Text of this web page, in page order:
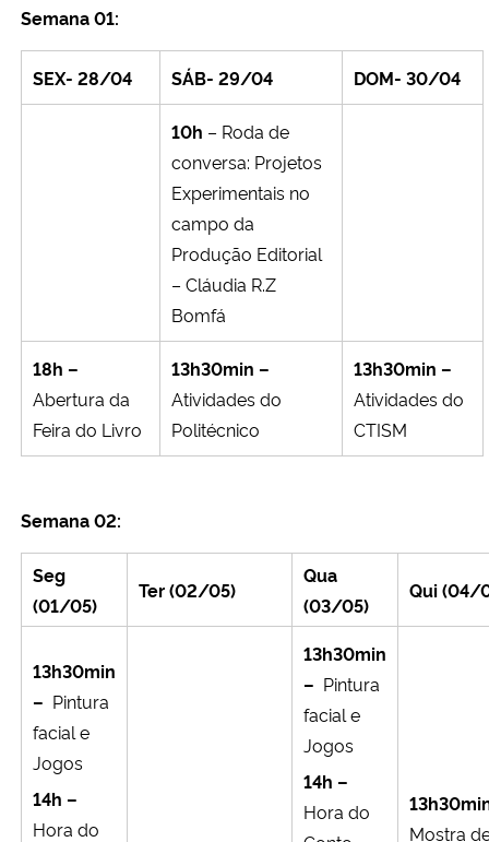
Semana 01:
SEX- 28/04 SÁB- 29/04 DOM- 30/04
10h – Roda de
conversa: Projetos
Experimentais no
campo da
Produção Editorial
– Cláudia R.Z
Bomfá
18h –
Abertura da
Feira do Livro
13h30min –
Atividades do
Politécnico
13h30min –
Atividades do
CTISM
Semana 02:
Seg
(01/05)
Ter (02/05)
Qua
(03/05)
Qui (04/
13h30min
– Pintura
facial e
Jogos
14h –
Hora do
13h30min
– Pintura
facial e
Jogos
14h –
Hora do
Mostra